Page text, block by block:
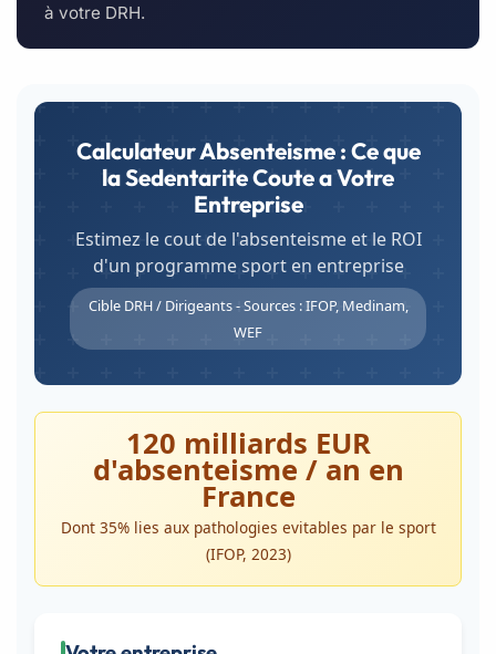
à votre DRH.
Calculateur Absenteisme : Ce que
la Sedentarite Coute a Votre
Entreprise
Estimez le cout de l'absenteisme et le ROI
d'un programme sport en entreprise
Cible DRH / Dirigeants - Sources : IFOP, Medinam,
WEF
120 milliards EUR
d'absenteisme / an en
France
Dont 35% lies aux pathologies evitables par le sport
(IFOP, 2023)